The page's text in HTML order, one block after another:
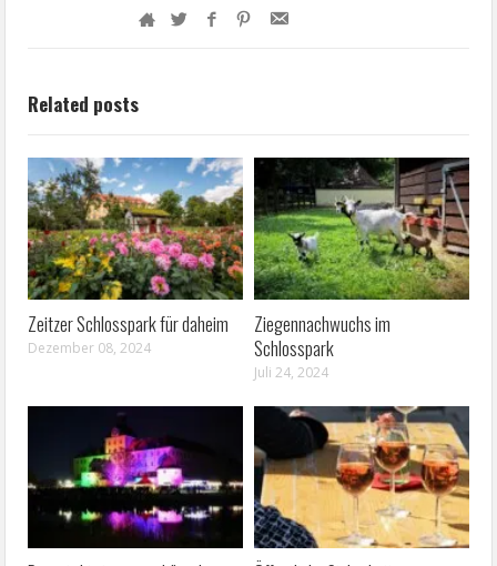
Related posts
Zeitzer Schlosspark für daheim
Dezember 08, 2024
Ziegennachwuchs im
Schlosspark
Juli 24, 2024